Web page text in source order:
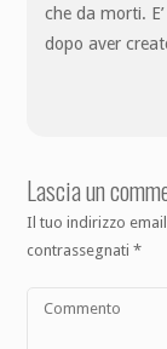
che da morti.
dopo aver
Lascia un
Il tuo indirizzo
contrassegnati*